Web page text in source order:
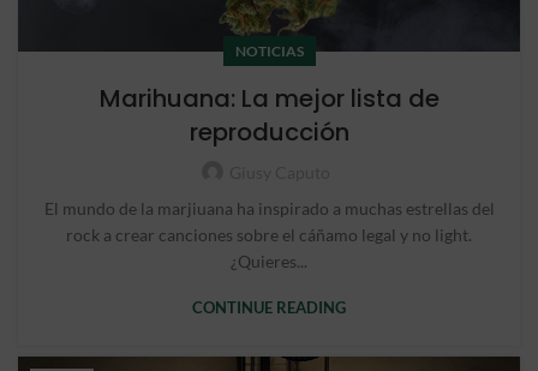
NOTICIAS
Marihuana: La mejor lista de
reproducción
El mundo de la marjiuana ha inspirado a muchas estrellas del
rock a crear canciones sobre el cáñamo legal y no light.
¿Quieres...
CONTINUE READING